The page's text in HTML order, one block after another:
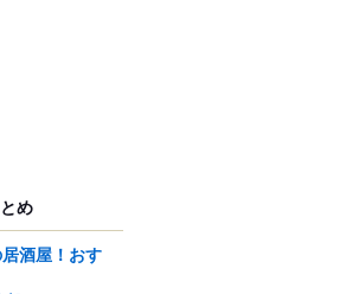
め
酒屋！おす